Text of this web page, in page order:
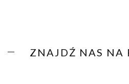
ZNAJDŹ NAS NA